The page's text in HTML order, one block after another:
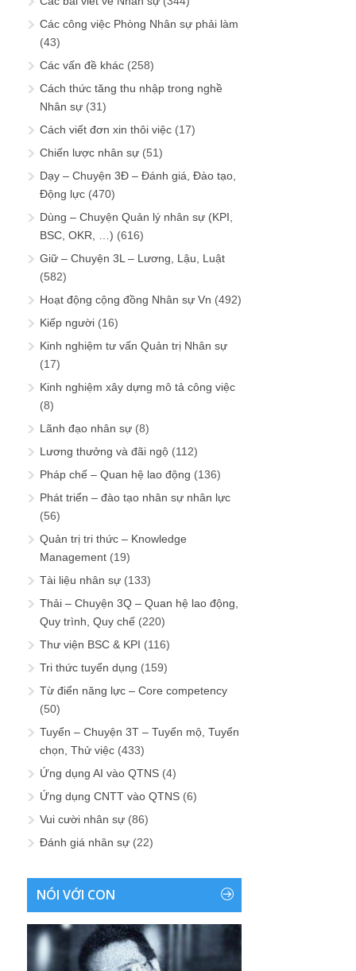
Các công việc Phòng Nhân sự phải làm
(43)
Các vấn đề khác (258)
Cách thức tăng thu nhập trong nghề
Nhân sự (31)
Cách viết đơn xin thôi việc (17)
Chiến lược nhân sự (51)
Dạy – Chuyện 3Đ – Đánh giá, Đào tạo,
Động lực (470)
Dùng – Chuyện Quản lý nhân sự (KPI,
BSC, OKR, …) (616)
Giữ – Chuyện 3L – Lương, Lậu, Luật
(582)
Hoạt động cộng đồng Nhân sự Vn (492)
Kiếp người (16)
Kinh nghiệm tư vấn Quản trị Nhân sự
(17)
Kinh nghiệm xây dựng mô tả công việc
(8)
Lãnh đạo nhân sự (8)
Lương thưởng và đãi ngộ (112)
Pháp chế – Quan hệ lao động (136)
Phát triển – đào tạo nhân sự nhân lực
(56)
Quản trị tri thức – Knowledge
Management (19)
Tài liệu nhân sự (133)
Thải – Chuyện 3Q – Quan hệ lao động,
Quy trình, Quy chế (220)
Thư viện BSC & KPI (116)
Tri thức tuyển dụng (159)
Từ điển năng lực – Core competency
(50)
Tuyển – Chuyện 3T – Tuyển mộ, Tuyển
chọn, Thử việc (433)
Ứng dụng AI vào QTNS (4)
Ứng dụng CNTT vào QTNS (6)
Vui cười nhân sự (86)
Đánh giá nhân sự (22)
NÓI VỚI CON